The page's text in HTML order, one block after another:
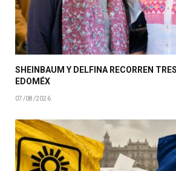
SHEINBAUM Y DELFINA RECORREN
EDOMÉX
07/08/2026